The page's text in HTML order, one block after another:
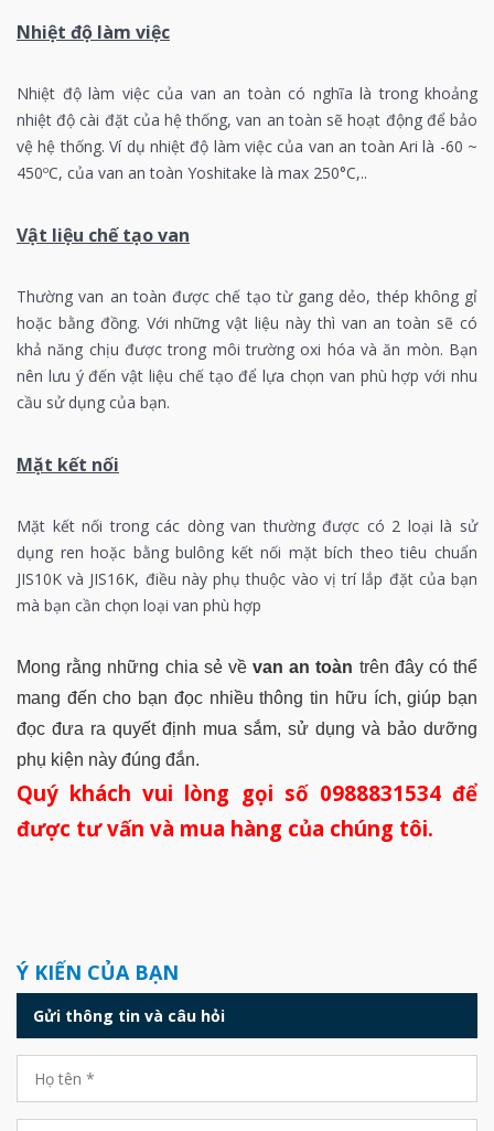
Nhiệt độ làm việc
Nhiệt độ làm việc của van an toàn có nghĩa là trong khoảng
nhiệt độ cài đặt của hệ thống, van an toàn sẽ hoạt động để bảo
vệ hệ thống. Ví dụ nhiệt độ làm việc của van an toàn Ari là -60 ~
450ºC, của van an toàn Yoshitake là max 250°C,..
Vật liệu chế tạo van
Thường van an toàn được chế tạo từ gang dẻo, thép không gỉ
hoặc bằng đồng. Với những vật liệu này thì van an toàn sẽ có
khả năng chịu được trong môi trường oxi hóa và ăn mòn. Bạn
nên lưu ý đến vật liệu chế tạo để lựa chọn van phù hợp với nhu
cầu sử dụng của bạn.
Mặt kết nối
Mặt kết nối trong các dòng van thường được có 2 loại là sử
dụng ren hoặc bằng bulông kết nối mặt bích theo tiêu chuẩn
JIS10K và JIS16K, điều này phụ thuộc vào vị trí lắp đặt của bạn
mà bạn cần chọn loại van phù hợp
Mong rằng những chia sẻ về van an toàn trên đây có thể
mang đến cho bạn đọc nhiều thông tin hữu ích, giúp bạn
đọc đưa ra quyết định mua sắm, sử dụng và bảo dưỡng
phụ kiện này đúng đắn.
Quý khách vui lòng gọi số 0988831534 để
được tư vấn và mua hàng của chúng tôi.
Ý KIẾN CỦA BẠN
Gửi thông tin và câu hỏi